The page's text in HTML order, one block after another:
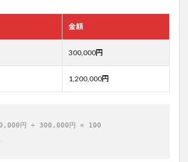
金額
300,000円
1,200,000円
円 ÷ 300,000円 × 100